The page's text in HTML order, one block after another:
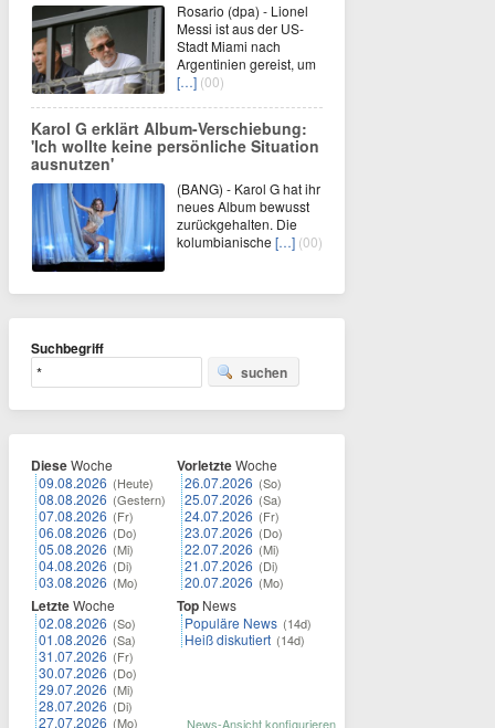
Rosario (dpa) - Lionel
Messi ist aus der US-
Stadt Miami nach
Argentinien gereist, um
[…] (00)
Karol G erklärt Album-Verschiebung:
'Ich wollte keine persönliche Situation
ausnutzen'
(BANG) - Karol G hat ihr
neues Album bewusst
zurückgehalten. Die
kolumbianische […] (00)
Suchbegriff
suchen
DieseWoche
09.08.2026 (Heute)
08.08.2026 (Gestern)
07.08.2026 (Fr)
06.08.2026 (Do)
05.08.2026 (Mi)
04.08.2026 (Di)
03.08.2026 (Mo)
LetzteWoche
02.08.2026 (So)
01.08.2026 (Sa)
31.07.2026 (Fr)
30.07.2026 (Do)
29.07.2026 (Mi)
28.07.2026 (Di)
27.07.2026 (Mo)
VorletzteWoche
26.07.2026 (So)
25.07.2026 (Sa)
24.07.2026 (Fr)
23.07.2026 (Do)
22.07.2026 (Mi)
21.07.2026 (Di)
20.07.2026 (Mo)
Top News
Populäre News (14d)
Heiß diskutiert (14d)
News-Ansicht konfigurieren